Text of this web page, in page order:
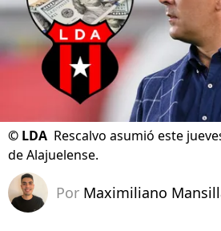
© LDA Rescalvo asumió este
de Alajuelense.
Por Maximiliano